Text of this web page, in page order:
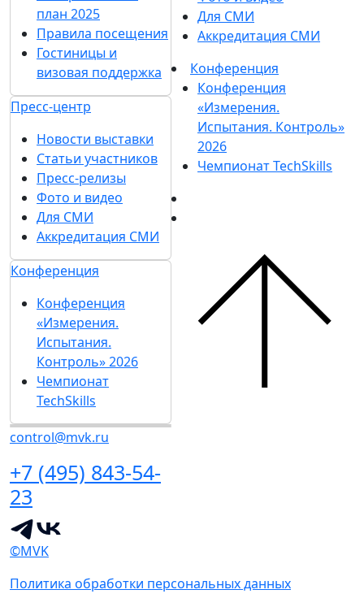
план 2025
Правила посещения
Гостиницы и
визовая поддержка
Пресс-центр
Новости выставки
Статьи участников
Пресс-релизы
Фото и видео
Для СМИ
Аккредитация СМИ
Конференция
Конференция
«Измерения.
Испытания.
Контроль» 2026
Чемпионат
TechSkills
control@mvk.ru
+7 (495) 843-54-
23
Для СМИ
Аккредитация СМИ
Конференция
Конференция
«Измерения.
Испытания. Контроль»
2026
Чемпионат TechSkills
©MVK
Политика обработки персональных данных